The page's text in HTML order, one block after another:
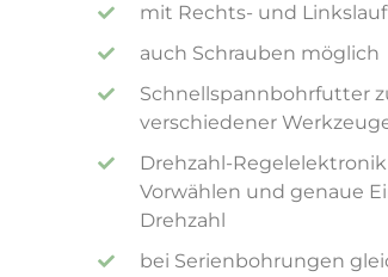
mit Rechts- und Linkslauf
auch Schrauben möglich
Schnellspannbohrfutter
verschiedener
Drehzahl-
Vorwählen und genaue
Drehzahl
bei Serienbohrungen